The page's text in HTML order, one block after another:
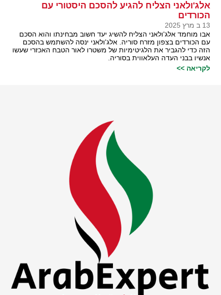
אלג'ולאני הצליח להגיע להסכם היסטורי עם
הכורדים
13 ב מרץ 2025
אבו מוחמד אלג'ולאני הצליח להשיג יעד חשוב מבחינתו והוא הסכם
עם הכורדים בצפון מזרח סוריה. אלג'ולאני ינסה להשתמש בהסכם
הזה כדי להגביר את הלגיטימיות של משטרו לאור הטבח האכזרי שעשו
אנשיו בבני העדה העלאווית בסוריה.
לקריאה >>